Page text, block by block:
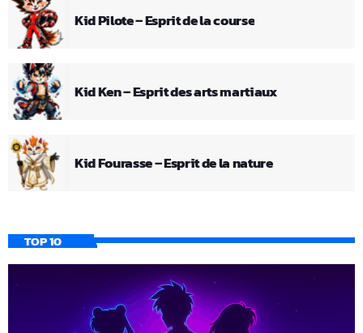
Kid Pilote – Esprit de la course
Kid Ken – Esprit des arts martiaux
Kid Fourasse – Esprit de la nature
TOP 10